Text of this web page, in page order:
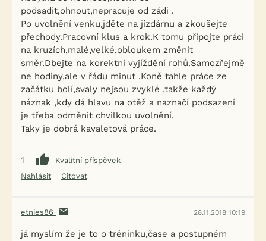
podsadit,ohnout,nepracuje od zádi .
Po uvolnění venku,jděte na jízdárnu a zkoušejte
přechody.Pracovní klus a krok.K tomu připojte práci
na kruzích,malé,velké,obloukem změnit
směr.Dbejte na korektní vyjíždění rohů.Samozřejmě
ne hodiny,ale v řádu minut .Koně tahle práce ze
začátku bolí,svaly nejsou zvyklé ,takže každý
náznak ,kdy dá hlavu na otěž a naznačí podsazení
je třeba odměnit chvilkou uvolnění.
Taky je dobrá kavaletová práce.
1
Kvalitní příspěvek
Nahlásit
Citovat
etnies86 28.11.2018 10:19
já myslím že je to o tréninku,čase a postupném